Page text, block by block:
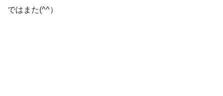
ではまた(^^）